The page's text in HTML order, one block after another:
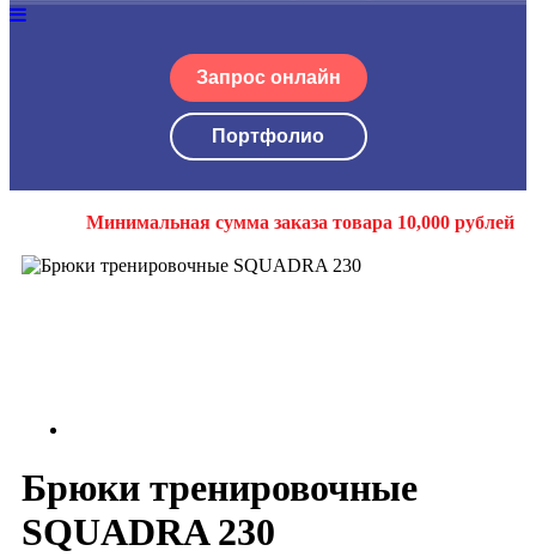
Запрос онлайн
Портфолио
Минимальная сумма заказа товара 10,000 рублей
Брюки тренировочные
SQUADRA 230